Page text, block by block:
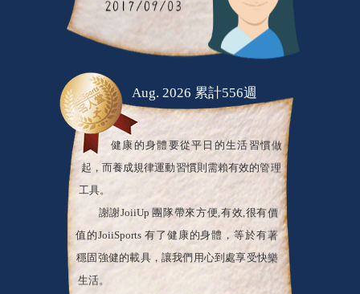
Aug. 2026 累計556週
健康的身體要從平日的生活習慣做
起，而養成規律運動習慣則需賴有效的管理
工具。
謝謝JoiiUp 團隊帶來方便,有效,很有價
值的JoiiSports 有了健康的身體，等於有著
穩固強健的載具，讓我們用心到處享受快樂
生活。